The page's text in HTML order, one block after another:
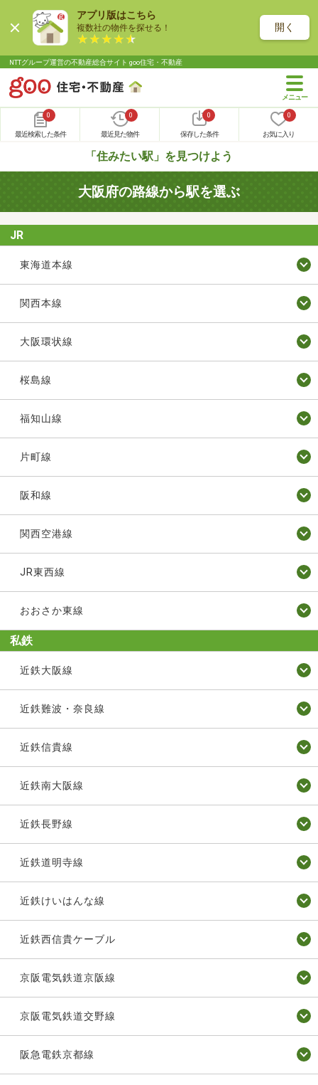
アプリ版はこちら
複数社の物件を探せる！ 開く
NTTグループ運営の不動産総合サイト goo住宅・不動産
0
最近検索した条件
0
最近見た物件
0
保存した条件
0
お気に入り
「住みたい駅」を見つけよう
大阪府の路線から駅を選ぶ
JR
東海道本線
関西本線
大阪環状線
桜島線
福知山線
片町線
阪和線
関西空港線
JR東西線
おおさか東線
私鉄
近鉄大阪線
近鉄難波・奈良線
近鉄信貴線
近鉄南大阪線
近鉄長野線
近鉄道明寺線
近鉄けいはんな線
近鉄西信貴ケーブル
京阪電気鉄道京阪線
京阪電気鉄道交野線
阪急電鉄京都線